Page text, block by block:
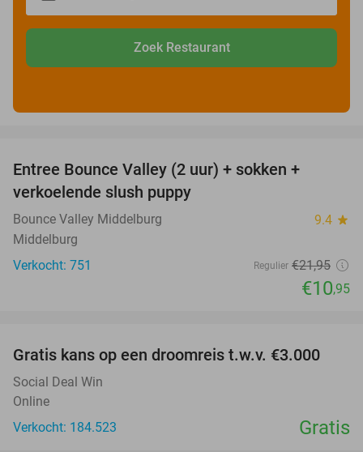
Zoek Restaurant
Entree Bounce Valley (2 uur) + sokken +
verkoelende slush puppy
Bounce Valley Middelburg 9.4 star
Middelburg
Verkocht: 751
Regulier €21,95
€10,95
Gratis kans op een droomreis t.w.v. €3.000
Social Deal Win
Online
Verkocht: 184.523
Gratis